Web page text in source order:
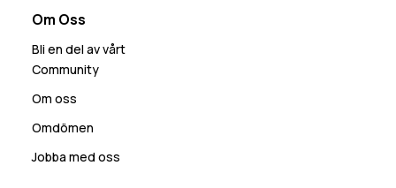
Om Oss
Bli en del av vårt
Community
Om oss
Omdömen
Jobba med oss